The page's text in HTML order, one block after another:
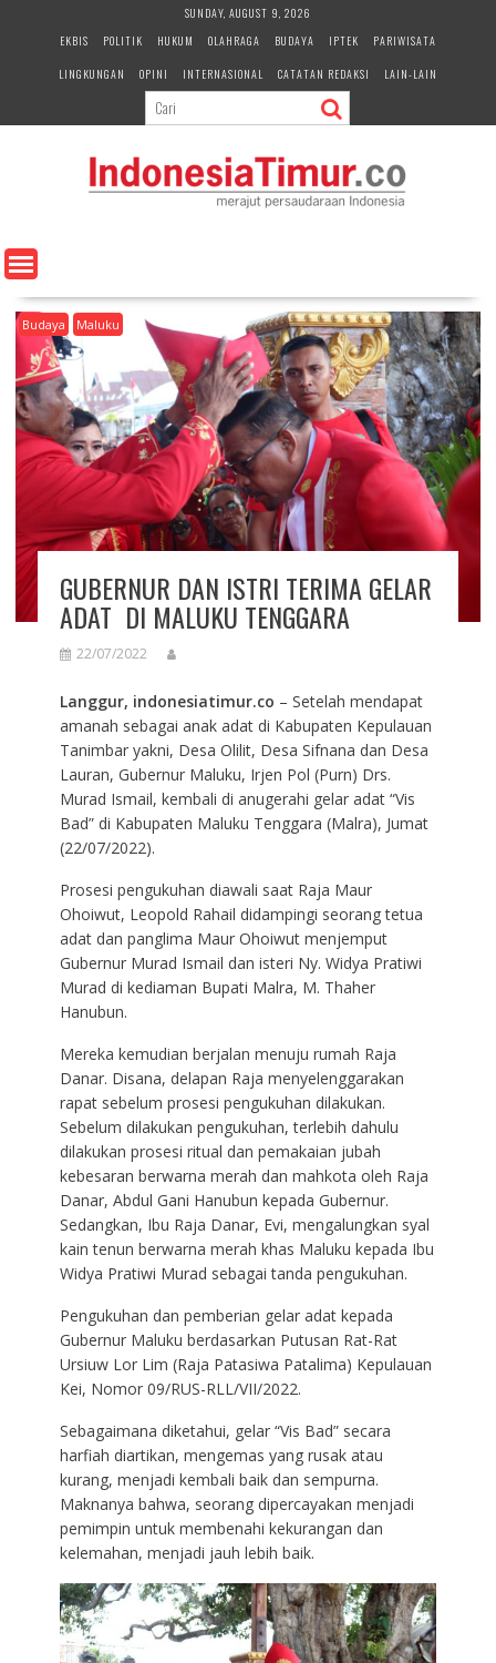
e
n
SUNDAY, AUGUST 9, 2026
EKBIS
POLITIK HUKUM OLAHRAGA BUDAYA IPTEK
PARIWISATA
LINGKUNGAN
OPINI INTERNASIONAL CATATAN REDAKSI LAIN-LAIN
Budaya Maluku
GUBERNUR DAN ISTRI TERIMA GELAR
ADAT DI MALUKU TENGGARA
22/07/2022
Langgur, indonesiatimur.co – Setelah mendapat
amanah sebagai anak adat di Kabupaten Kepulauan
Tanimbar yakni, Desa Olilit, Desa Sifnana dan Desa
Lauran, Gubernur Maluku, Irjen Pol (Purn) Drs.
Murad Ismail, kembali di anugerahi gelar adat “Vis
Bad” di Kabupaten Maluku Tenggara (Malra), Jumat
(22/07/2022).
Prosesi pengukuhan diawali saat Raja Maur
Ohoiwut, Leopold Rahail didampingi seorang tetua
adat dan panglima Maur Ohoiwut menjemput
Gubernur Murad Ismail dan isteri Ny. Widya Pratiwi
Murad di kediaman Bupati Malra, M. Thaher
Hanubun.
Mereka kemudian berjalan menuju rumah Raja
Danar. Disana, delapan Raja menyelenggarakan
rapat sebelum prosesi pengukuhan dilakukan.
Sebelum dilakukan pengukuhan, terlebih dahulu
dilakukan prosesi ritual dan pemakaian jubah
kebesaran berwarna merah dan mahkota oleh Raja
Danar, Abdul Gani Hanubun kepada Gubernur.
Sedangkan, Ibu Raja Danar, Evi, mengalungkan syal
kain tenun berwarna merah khas Maluku kepada Ibu
Widya Pratiwi Murad sebagai tanda pengukuhan.
Pengukuhan dan pemberian gelar adat kepada
Gubernur Maluku berdasarkan Putusan Rat-Rat
Ursiuw Lor Lim (Raja Patasiwa Patalima) Kepulauan
Kei, Nomor 09/RUS-RLL/VII/2022.
Sebagaimana diketahui, gelar “Vis Bad” secara
harfiah diartikan, mengemas yang rusak atau
kurang, menjadi kembali baik dan sempurna.
Maknanya bahwa, seorang dipercayakan menjadi
pemimpin untuk membenahi kekurangan dan
kelemahan, menjadi jauh lebih baik.